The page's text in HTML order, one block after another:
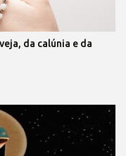
da calúnia e da